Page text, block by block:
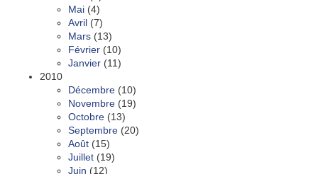
Mai (4)
Avril (7)
Mars (13)
Février (10)
Janvier (11)
2010
Décembre (10)
Novembre (19)
Octobre (13)
Septembre (20)
Août (15)
Juillet (19)
Juin (12)